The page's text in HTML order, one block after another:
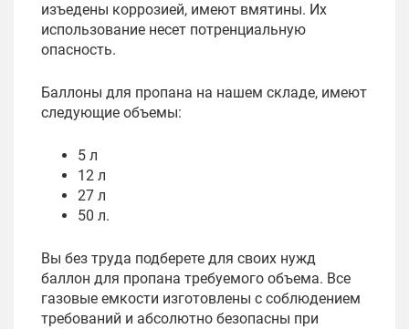
изъедены коррозией, имеют вмятины. Их
использование несет потренциальную
опасность.
Баллоны для пропана на нашем складе, имеют
следующие объемы:
5 л
12 л
27 л
50 л.
Вы без труда подберете для своих нужд
баллон для пропана требуемого объема. Все
газовые емкости изготовлены с соблюдением
требований и абсолютно безопасны при